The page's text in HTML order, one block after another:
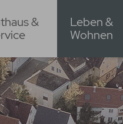
&
Leben &
Wohnen